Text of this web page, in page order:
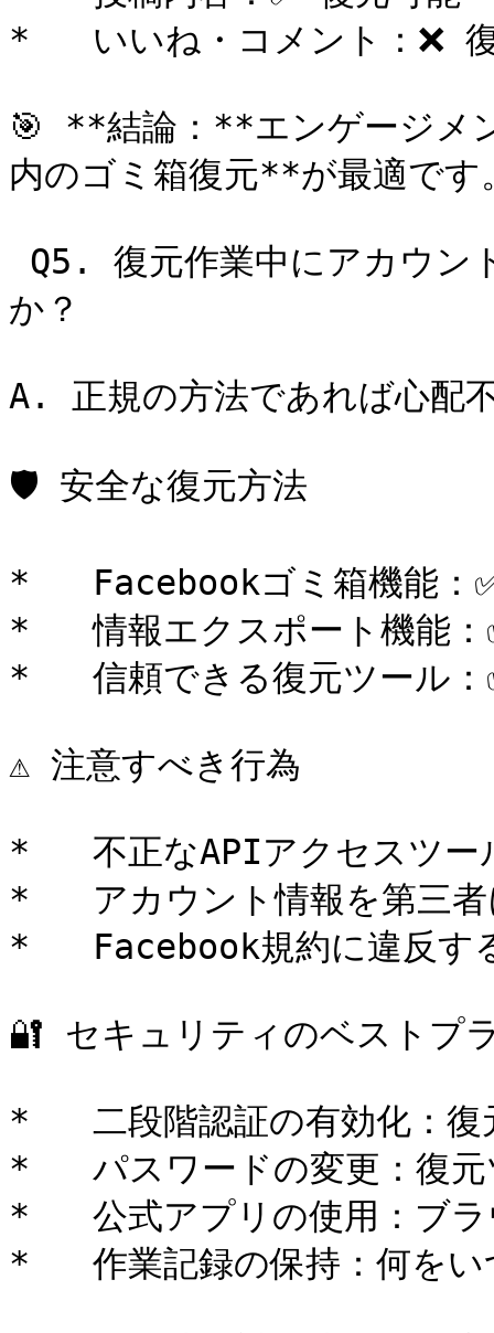
*   いいね・コメント：❌
🎯 **結論：**エンゲージメ
内のゴミ箱復元**が最適です
か？
A. 正規の方法であれば心配
🛡️ 安全な復元方法
*   Facebookゴミ箱機能：
*   情報エクスポート機能：
*   信頼できる復元ツール：
⚠️ 注意すべき行為
*   不正なAPIアクセスツー
*   アカウント情報を第三者
*   Facebook規約に違反す
🔐 セキュリティのベストプ
*   二段階認証の有効化：復
*   パスワードの変更：復元
*   公式アプリの使用：ブラ
*   作業記録の保持：何をい